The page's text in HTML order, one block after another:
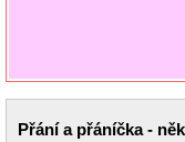
Přání a přáníčka -